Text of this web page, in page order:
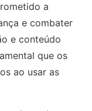
a
e combater
e conteúdo
que os
ao usar as